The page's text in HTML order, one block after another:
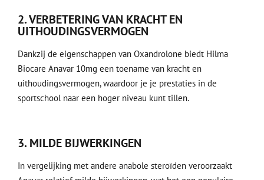
2. VERBETERING VAN KRACHT EN
UITHOUDINGSVERMOGEN
Dankzij de eigenschappen van Oxandrolone biedt Hilma
Biocare Anavar 10mg een toename van kracht en
uithoudingsvermogen, waardoor je je prestaties in de
sportschool naar een hoger niveau kunt tillen.
3. MILDE BIJWERKINGEN
In vergelijking met andere anabole steroïden veroorzaakt